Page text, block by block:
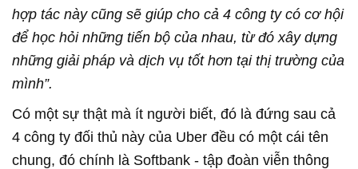
hợp tác này cũng sẽ giúp cho cả 4 công ty có cơ hội
để học hỏi những tiến bộ của nhau, từ đó xây dựng
những giải pháp và dịch vụ tốt hơn tại thị trường của
mình”.
Có một sự thật mà ít người biết, đó là đứng sau cả
4 công ty đối thủ này của Uber đều có một cái tên
chung, đó chính là Softbank - tập đoàn viễn thông